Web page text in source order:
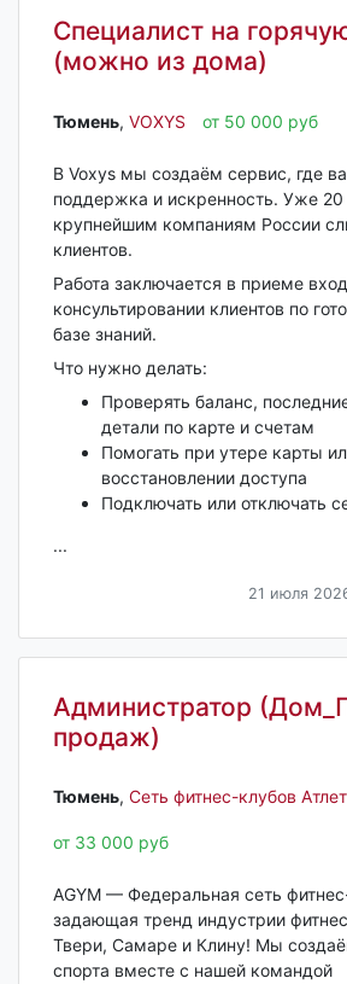
Специалист на
(можно из дома)
Тюмень‎, VOXYS от 50 000 руб
В Voxys мы создаём сервис, где
поддержка и искренность. Уже 20
крупнейшим компаниям России
клиентов.
Работа заключается в приеме
консультировании клиентов по
базе знаний.
Что нужно делать:
Проверять баланс,
детали по карте и счетам
Помогать при утере карты
восстановлении доступа
Подключать или отключать
...
21 июля
Администратор
продаж)
Тюмень‎, Сеть фитнес-клубов
от 33 000 руб
AGYM — Федеральная сеть
задающая тренд индустрии
Твери, Самаре и Клину! Мы
спорта вместе с нашей командой